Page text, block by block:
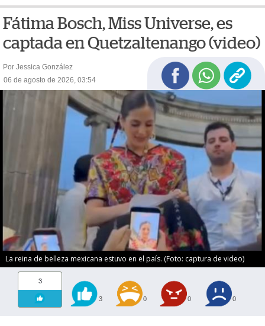
Fátima Bosch, Miss Universe, es
captada en Quetzaltenango (video)
Por Jessica González
06 de agosto de 2026, 03:54
La reina de belleza mexicana estuvo en el país. (Foto: captura de video)
3
3 0 0 0